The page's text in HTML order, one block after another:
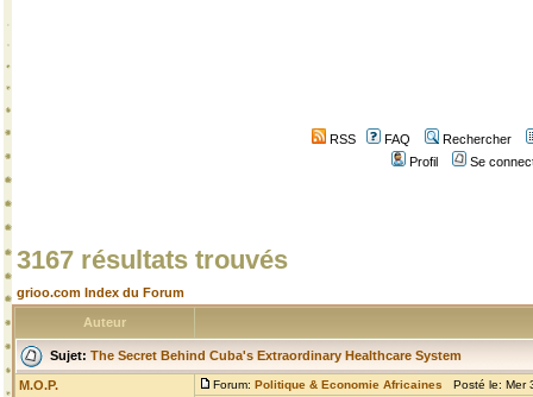
RSS FAQ
Rechercher
Profil
Se
3167 résultats trouvés
grioo.com Index du Forum
Auteur
Sujet: The Secret Behind Cuba's Extraordinary Healthcare System
M.O.P. Forum: Politique & Economie Africaines Posté le: Mer